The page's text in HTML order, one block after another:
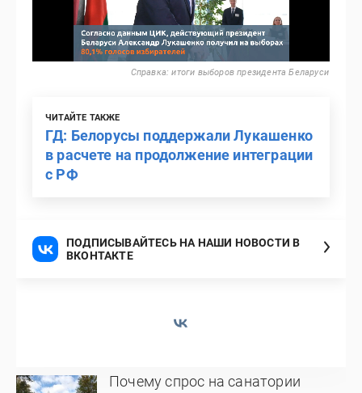
Справка: итоги выборов президента Беларуси
ЧИТАЙТЕ ТАКЖЕ
ГД: Белорусы поддержали Лукашенко
в расчете на продолжение интеграции
с РФ
ПОДПИСЫВАЙТЕСЬ НА НАШИ НОВОСТИ В
ВКОНТАКТЕ
Почему спрос на санатории